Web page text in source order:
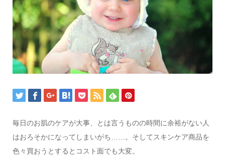
毎日のお肌のケアが大事、とは言うものの時間に余裕がない人
はおろそかになってしまいがち……。そしてスキンケア商品を
色々買おうとするとコスト面でも大変。